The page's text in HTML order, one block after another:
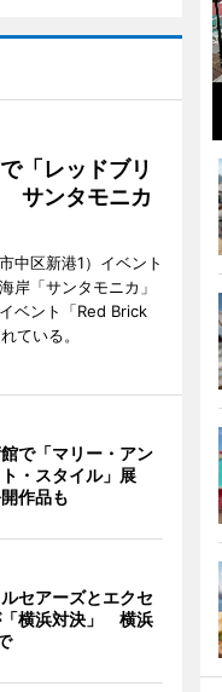
「レッドブリ
サンタモニカ
中区新港1）イベント
岸「サンタモニカ」
ベント「Red Brick
ている。
で「マリー・アン
ト・スタイル」展
作品も
セアーズとエクセ
「横浜対決」 横浜